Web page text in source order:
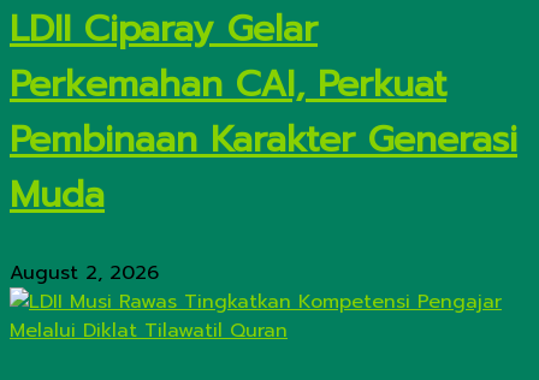
LDII Ciparay Gelar
Perkemahan CAI, Perkuat
Pembinaan Karakter Generasi
Muda
August 2, 2026